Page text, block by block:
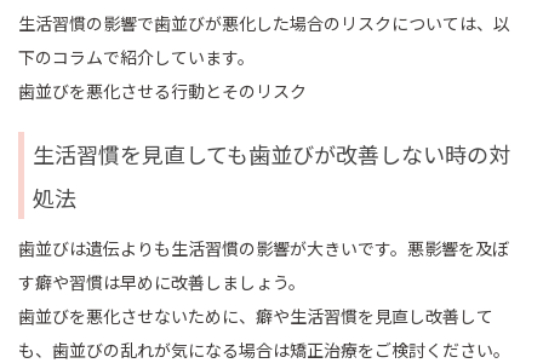
生活習慣の影響で歯並びが悪化した場合のリスクについては、以
下のコラムで紹介しています。
歯並びを悪化させる行動とそのリスク
生活習慣を見直しても歯並びが改善しない時の対
処法
歯並びは遺伝よりも生活習慣の影響が大きいです。悪影響を及ぼ
す癖や習慣は早めに改善しましょう。
歯並びを悪化させないために、癖や生活習慣を見直し改善して
も、歯並びの乱れが気になる場合は矯正治療をご検討ください。